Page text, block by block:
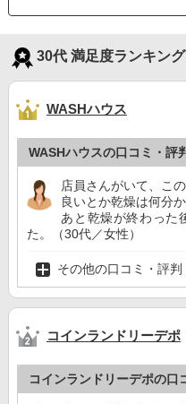
30代 満足度ランキング
WASHハウス
WASHハウスの口コミ・評
店員さんがいて、こ
良いとか乾燥は何分
あと乾燥が終わった
た。（30代／女性）
その他の口コミ・評判
コインランドリーデポ
コインランドリーデポの口